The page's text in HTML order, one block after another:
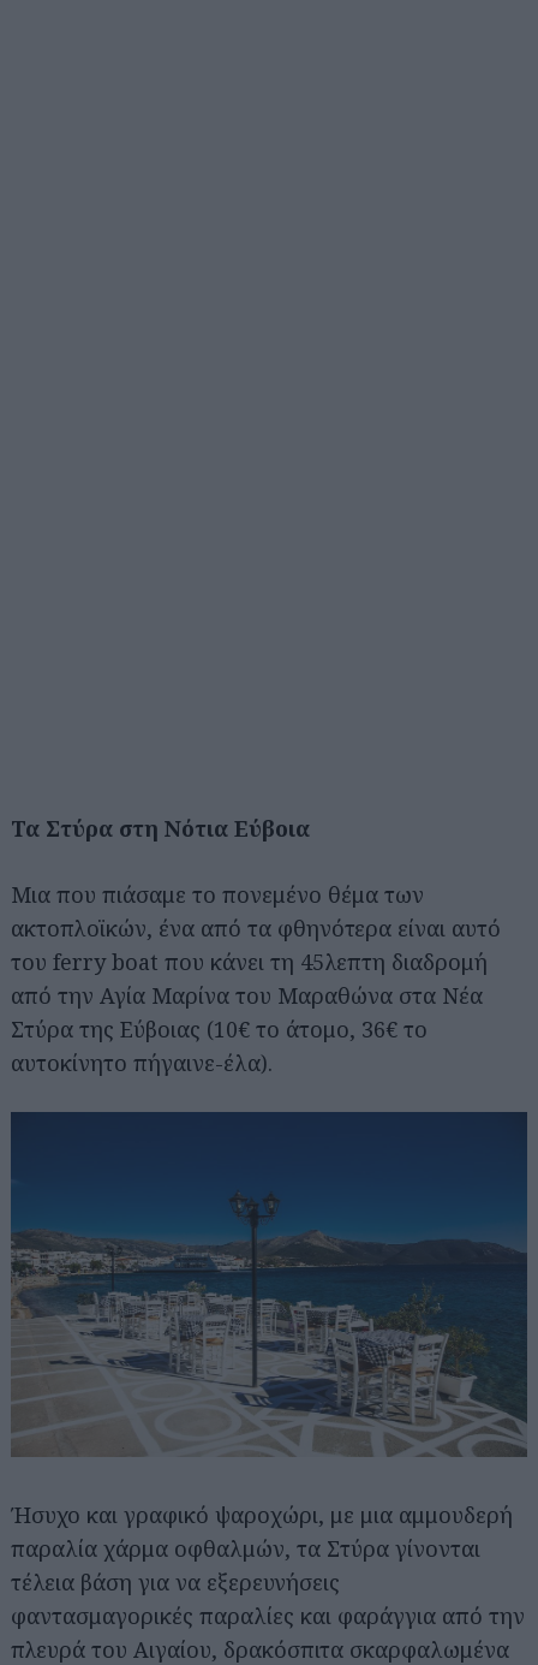
Τα Στύρα στη Νότια Εύβοια
Μια που πιάσαμε το πονεμένο θέμα των
ακτοπλοϊκών, ένα από τα φθηνότερα είναι αυτό
του ferry boat που κάνει τη 45λεπτη διαδρομή
από την Αγία Μαρίνα του Μαραθώνα στα Νέα
Στύρα της Εύβοιας (10€ το άτομο, 36€ το
αυτοκίνητο πήγαινε-έλα).
Ήσυχο και γραφικό ψαροχώρι, με μια αμμουδερή
παραλία χάρμα οφθαλμών, τα Στύρα γίνονται
τέλεια βάση για να εξερευνήσεις
φαντασμαγορικές παραλίες και φαράγγια από την
πλευρά του Αιγαίου, δρακόσπιτα σκαρφαλωμένα